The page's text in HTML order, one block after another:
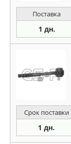
Поставка
1 дн.
Срок поставки
1 дн.